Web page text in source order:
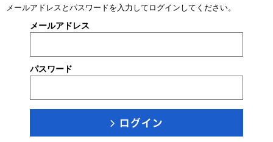
メールアドレスとパスワードを入力してログインしてください。
メールアドレス
パスワード